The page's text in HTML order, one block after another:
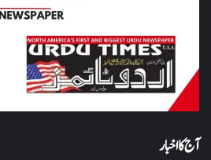
آج کا اخبار